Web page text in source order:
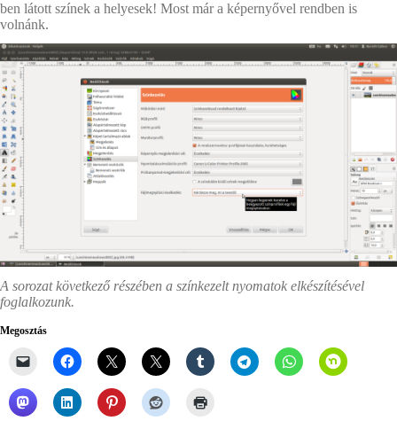
ben látott színek a helyesek! Most már a képernyővel rendben is
volnánk.
A sorozat következő részében a színkezelt nyomatok elkészítésével
foglalkozunk.
Megosztás